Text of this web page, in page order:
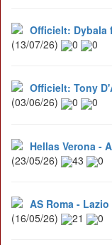
Officielt:
(13/07/26)
0 0
Officielt: Tony
(03/06/26)
0 0
Hellas Verona -
(23/05/26)
43 0
AS Roma - Lazio
(16/05/26)
21 0